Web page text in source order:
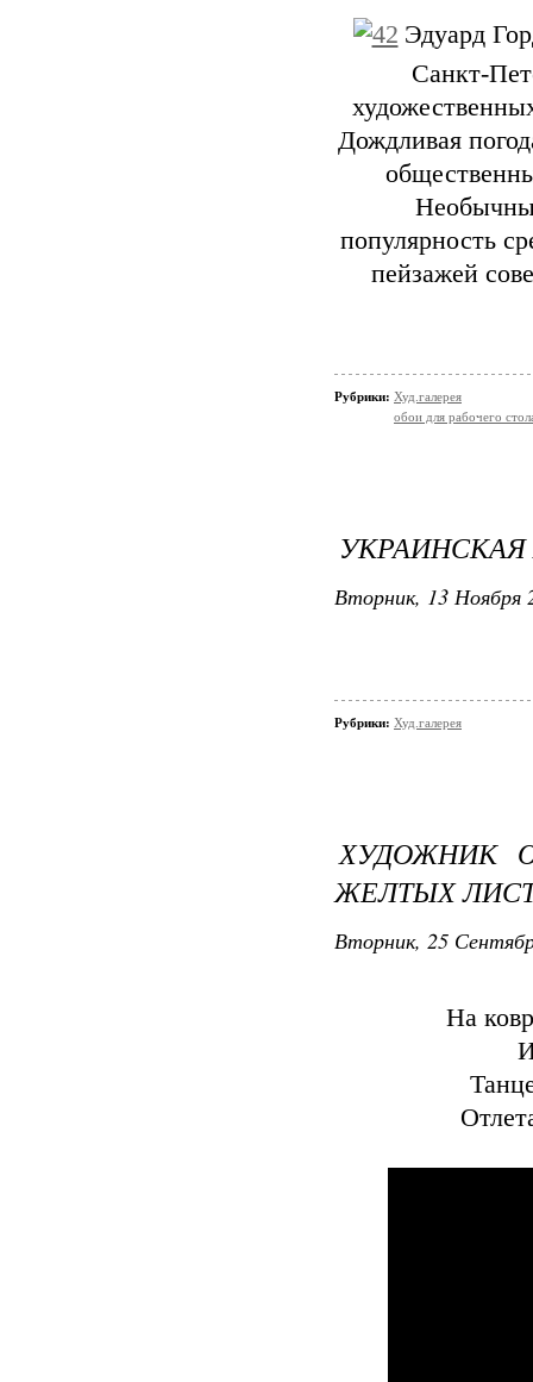
Эдуард
Санкт-
Дождливая
популярность
пейзажей
Рубрики: Худ.галерея
обои для рабочего
Вторник, 13 Ноября
Рубрики: Худ.галерея
ХУДОЖНИК
ЖЕЛТЫХ
Вторник, 25
На